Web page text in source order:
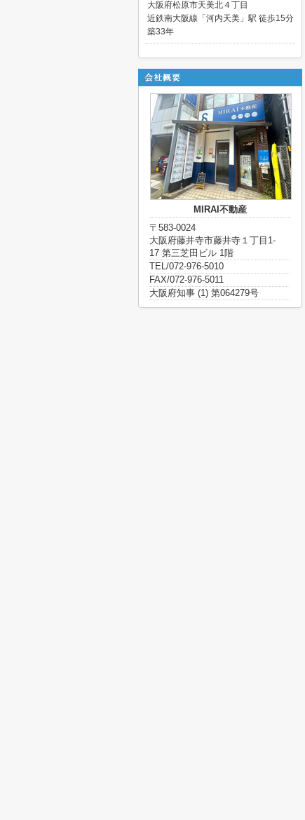
大阪府松原市天美北４丁目
近鉄南大阪線「河内天美」駅 徒歩15分
築33年
MIRAI不動産
〒583-0024
大阪府藤井寺市藤井寺１丁目1-
17 第三芝田ビル 1階
TEL/072-976-5010
FAX/072-976-5011
大阪府知事 (1) 第064279号